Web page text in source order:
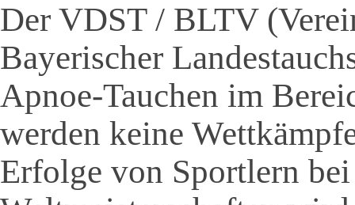
Der VDST / BLTV
Bayerischer
Apnoe-Tauchen im
werden keine
Erfolge von Sportlern